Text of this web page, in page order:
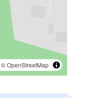
©OpenStreetMap